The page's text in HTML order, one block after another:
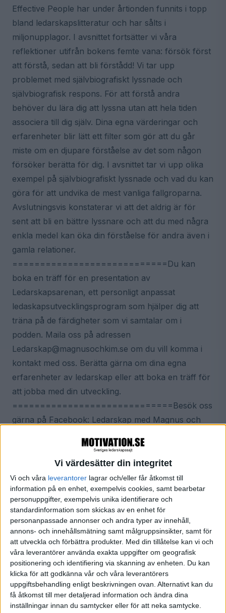
Vi värdesätter din integritet
Vi och våra leverantorer lagrar och/eller får åtkomst till
information på en enhet, exempelvis cookies, samt bearbetar
personuppgifter, exempelvis unika identifierare och
standardinformation som skickas av en enhet för
personanpassade annonser och andra typer av innehåll,
annons- och innehållsmätning samt målgruppsinsikter, samt för
att utveckla och förbättra produkter. Med din tillåtelse kan vi och
våra leverantörer använda exakta uppgifter om geografisk
positionering och identifiering via skanning av enheten. Du kan
klicka för att godkänna vår och våra leverantörers
uppgiftsbehandling enligt beskrivningen ovan. Alternativt kan du
få åtkomst till mer detaljerad information och ändra dina
inställningar innan du samtycker eller för att neka samtycke.
Effective People har under årtionden funnits i topp
bland ledarskapslitteratur och har sålts i
miljonupplagor. I avsnittet fortsätter vi våra
reflektioner utifrån bokens femte vana: försök först
att förstå, sedan att bli förstådd! Vi tar upp
problemet med självbiografiskt lyssnade och
självbiografisk respons. För att förstå andra
behöver du lära dig att lyssna utan att hela tiden
associera till dig själv. Dina egna värderingar och
erfarenheter blir lätt ett filter som gör att du går
miste om en djupare förståelse av det som någon
försöker berätta för dig. I avsnittet tar vi upp olika
exempel på självbiografiskt lyssnade och vad du kan
göra för att undvika de mest vanliga fallgroparna.
Avslutningsvis konstaterar vi att det aldrig är för
sent att bli en bättre lyssnare och att du med några
enkla medel kan öka din förståelse för andra även i
gamla relationer.
============================Du kan
boka en träff för en presentation av
Ledarskapsarenan, ett personligt anpassat
ledaskapsutvecklingsprogram som hjälper dig att
träna på de färdigheter som vi samtalar om i
podden. Maila oss på adressen
Ledarskap@magnusochkim.se om du vill komma i
kontakt med oss. Berätta gärna om dina egna
erfarenheter av ledarskap eller att boka en träff för
att jobba med din utveckling.
=============================Besök oss
gärna på Facebook: Ledarskap med Magnus och
dina vänner och bidra med kommentarer om
ledarskap.Medverkande: Magnus Gnisterhed, Kim
KarhuTekniker: Daniel Hultander
Ledarskap med Magnus och Kim
I podden Ledarskap med Magnus och Kim
delar ledarskapstränarna Magnus
Gnisterhed och Kim Karhu med sig av
strategier för hur du kan utvecklas och
växa som ledare. Tillsammans med
Magnus och Kim utmanas du på ett
lättillgängligt sätt att nå dina uppsatta mål
och skapa en hållbar väg till framgång